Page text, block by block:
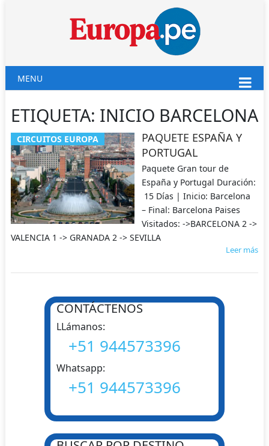
MENU
ETIQUETA: INICIO BARCELONA
CIRCUITOS EUROPA
PAQUETE ESPAÑA Y
PORTUGAL
Paquete Gran tour de
España y Portugal Duración:
15 Días | Inicio: Barcelona
– Final: Barcelona Paises
Visitados: ->BARCELONA 2 ->
VALENCIA 1 -> GRANADA 2 -> SEVILLA
Leer más
NAVEGACIÓN
CONTÁCTENOS
LLámanos:
+51 944573396
Whatsapp:
+51 944573396